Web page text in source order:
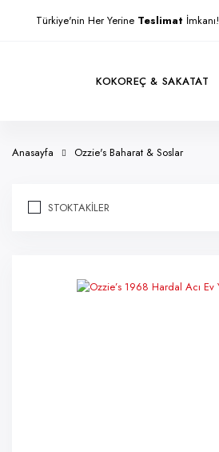
Türkiye'nin Her Yerine Teslimat İmkanı!
KOKOREÇ & SAKATAT
Anasayfa Ozzie's Baharat & Soslar
STOKTAKILER